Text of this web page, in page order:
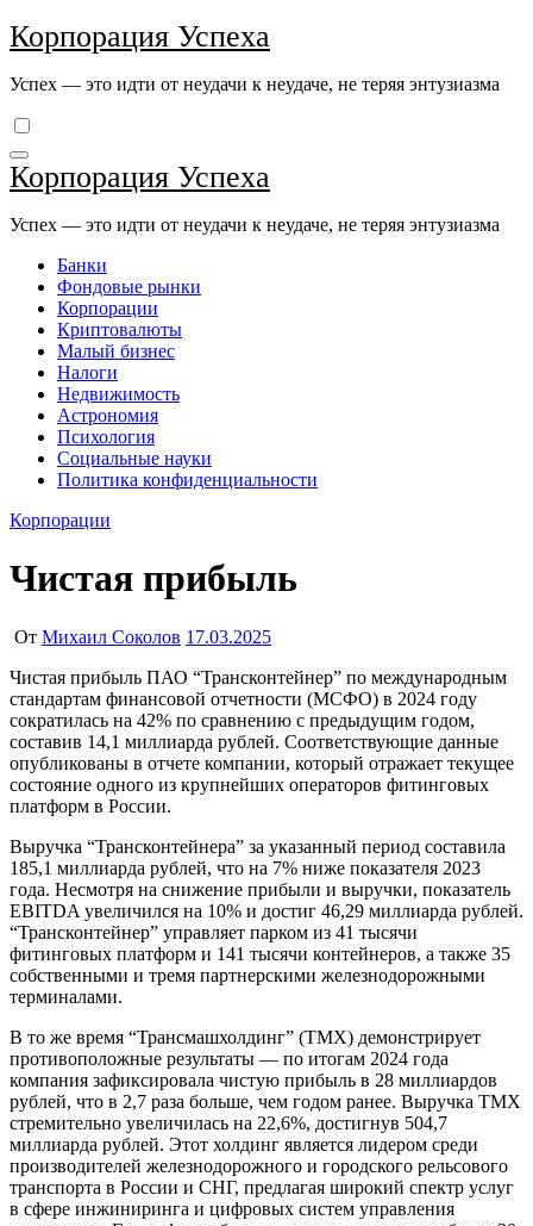
Перейти
к
Корпорация Успеха
Успех — это идти от неудачи к неудаче, не теряя энтузиазма
Корпорация Успеха
Успех — это идти от неудачи к неудаче, не теряя энтузиазма
Банки
Фондовые рынки
Корпорации
Криптовалюты
Малый бизнес
Налоги
Недвижимость
Астрономия
Психология
Социальные науки
Политика конфиденциальности
Корпорации
Чистая прибыль
От Михаил Соколов 17.03.2025
Чистая прибыль ПАО “Трансконтейнер” по международным
стандартам финансовой отчетности (МСФО) в 2024 году
сократилась на 42% по сравнению с предыдущим годом,
составив 14,1 миллиарда рублей. Соответствующие данные
опубликованы в отчете компании, который отражает текущее
состояние одного из крупнейших операторов фитинговых
платформ в России.
Выручка “Трансконтейнера” за указанный период составила
185,1 миллиарда рублей, что на 7% ниже показателя 2023
года. Несмотря на снижение прибыли и выручки, показатель
EBITDA увеличился на 10% и достиг 46,29 миллиарда рублей.
“Трансконтейнер” управляет парком из 41 тысячи
фитинговых платформ и 141 тысячи контейнеров, а также 35
собственными и тремя партнерскими железнодорожными
терминалами.
В то же время “Трансмашхолдинг” (ТМХ) демонстрирует
противоположные результаты — по итогам 2024 года
компания зафиксировала чистую прибыль в 28 миллиардов
рублей, что в 2,7 раза больше, чем годом ранее. Выручка ТМХ
стремительно увеличилась на 22,6%, достигнув 504,7
миллиарда рублей. Этот холдинг является лидером среди
производителей железнодорожного и городского рельсового
транспорта в России и СНГ, предлагая широкий спектр услуг
в сфере инжиниринга и цифровых систем управления